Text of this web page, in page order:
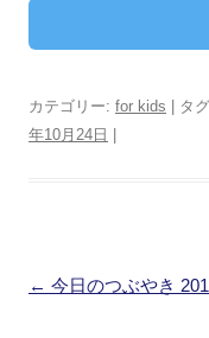
カテゴリー: for kids | タ
年10月24日
投
← 今日のつぶやき